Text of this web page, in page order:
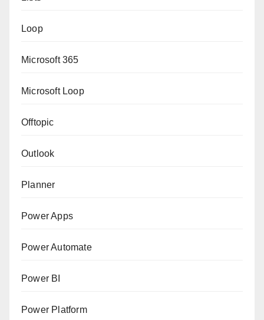
Loop
Microsoft 365
Microsoft Loop
Offtopic
Outlook
Planner
Power Apps
Power Automate
Power BI
Power Platform